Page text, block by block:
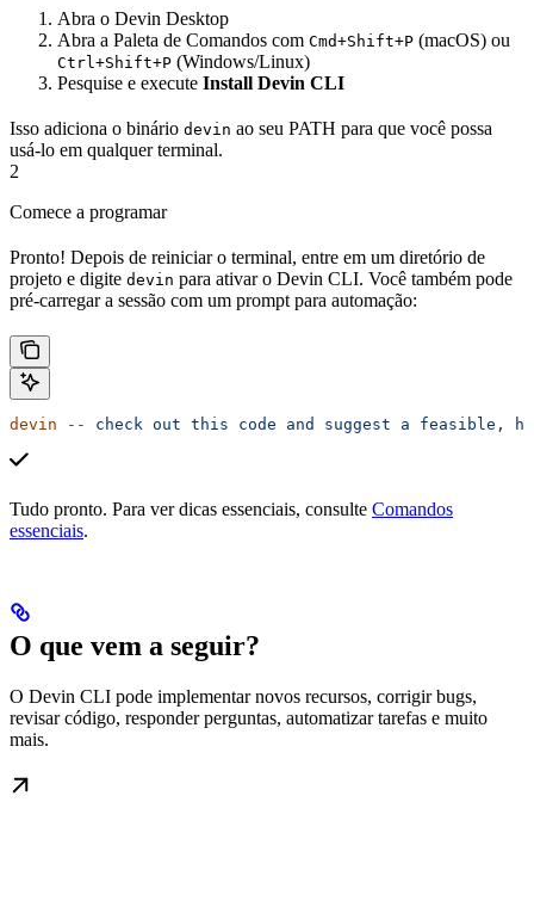
Abra o Devin Desktop
Abra a Paleta de Comandos com Cmd+Shift+P (macOS) ou
Ctrl+Shift+P (Windows/Linux)
Pesquise e execute Install Devin CLI
Isso adiciona o binário devin ao seu PATH para que você possa
usá-lo em qualquer terminal.
2
Comece a programar
Pronto! Depois de reiniciar o terminal, entre em um diretório de
projeto e digite devin para ativar o Devin CLI. Você também pode
pré-carregar a sessão com um prompt para automação:
devin -- check out this code and suggest a feasible,
Tudo pronto. Para ver dicas essenciais, consulte Comandos
essenciais.
O que vem a seguir?
O Devin CLI pode implementar novos recursos, corrigir bugs,
revisar código, responder perguntas, automatizar tarefas e muito
mais.